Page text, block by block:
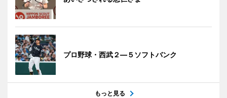
プロ野球・西武２―５ソフトバンク
もっと見る